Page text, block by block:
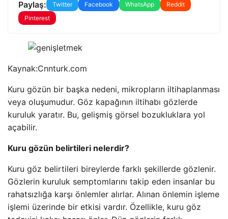
Paylaş: Twitter Facebook WhatsApp
Reddit
Pinterest
Kaynak:Cnnturk.com
Kuru gözün bir başka nedeni, mikropların iltihaplanması
veya oluşumudur. Göz kapağının iltihabı gözlerde
kuruluk yaratır. Bu, gelişmiş görsel bozukluklara yol
açabilir.
Kuru gözün belirtileri nelerdir?
Kuru göz belirtileri bireylerde farklı şekillerde gözlenir.
Gözlerin kuruluk semptomlarını takip eden insanlar bu
rahatsızlığa karşı önlemler alırlar. Alınan önlemin işleme
işlemi üzerinde bir etkisi vardır. Özellikle, kuru göz